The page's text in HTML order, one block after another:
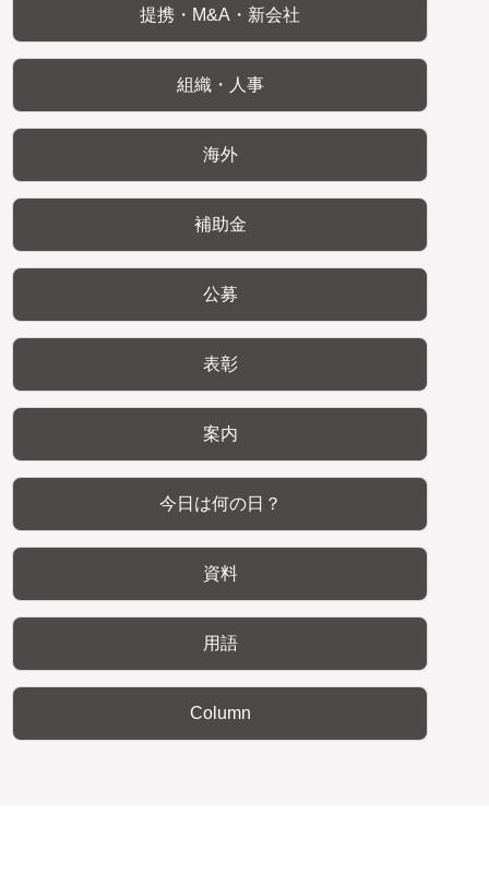
提携・M&A・新会社
組織・人事
海外
補助金
公募
表彰
案内
今日は何の日？
資料
用語
Column